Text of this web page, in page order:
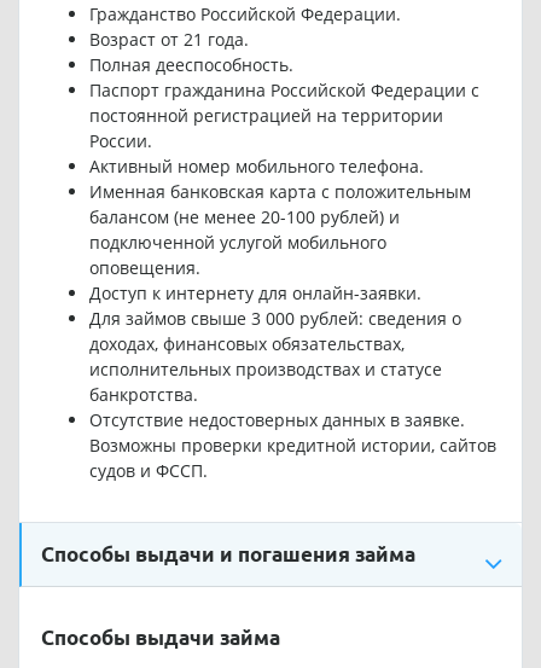
Гражданство Российской Федерации.
Возраст от 21 года.
Полная дееспособность.
Паспорт гражданина Российской Федерации с
постоянной регистрацией на территории
России.
Активный номер мобильного телефона.
Именная банковская карта с положительным
балансом (не менее 20-100 рублей) и
подключенной услугой мобильного
оповещения.
Доступ к интернету для онлайн-заявки.
Для займов свыше 3 000 рублей: сведения о
доходах, финансовых обязательствах,
исполнительных производствах и статусе
банкротства.
Отсутствие недостоверных данных в заявке.
Возможны проверки кредитной истории, сайтов
судов и ФССП.
Способы выдачи и погашения займа
Способы выдачи займа